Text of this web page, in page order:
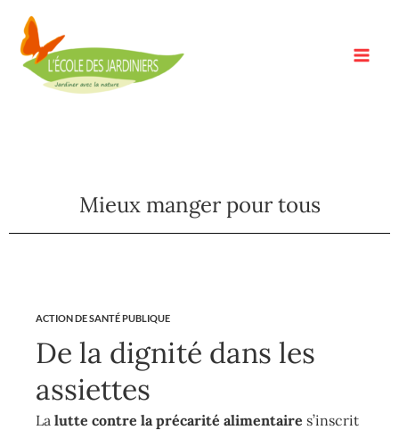
contenu
Mieux manger pour tous
ACTION DE SANTÉ PUBLIQUE
De la dignité dans les
assiettes
La lutte contre la précarité alimentaire s’inscrit